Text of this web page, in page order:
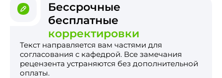
Бессрочные
бесплатные
корректировки
Текст направляется вам частями для
согласования с кафедрой. Все замечания
рецензента устраняются без дополнительной
оплаты.